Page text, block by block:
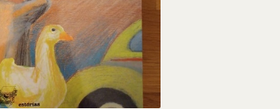
RICHARD FORD
10,00 €